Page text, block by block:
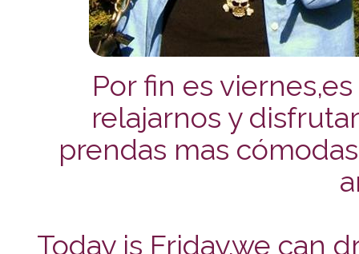
Por fin es viernes,es
relajarnos y
prendas mas
Today is Friday,we can